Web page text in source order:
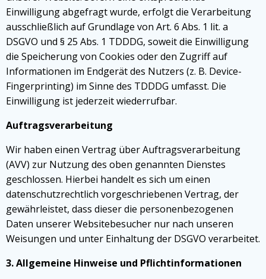
Einwilligung abgefragt wurde, erfolgt die Verarbeitung
ausschließlich auf Grundlage von Art. 6 Abs. 1 lit. a
DSGVO und § 25 Abs. 1 TDDDG, soweit die Einwilligung
die Speicherung von Cookies oder den Zugriff auf
Informationen im Endgerät des Nutzers (z. B. Device-
Fingerprinting) im Sinne des TDDDG umfasst. Die
Einwilligung ist jederzeit wiederrufbar.
Auftragsverarbeitung
Wir haben einen Vertrag über Auftragsverarbeitung
(AVV) zur Nutzung des oben genannten Dienstes
geschlossen. Hierbei handelt es sich um einen
datenschutzrechtlich vorgeschriebenen Vertrag, der
gewährleistet, dass dieser die personenbezogenen
Daten unserer Websitebesucher nur nach unseren
Weisungen und unter Einhaltung der DSGVO verarbeitet.
3. Allgemeine Hinweise und Pflicht­informationen